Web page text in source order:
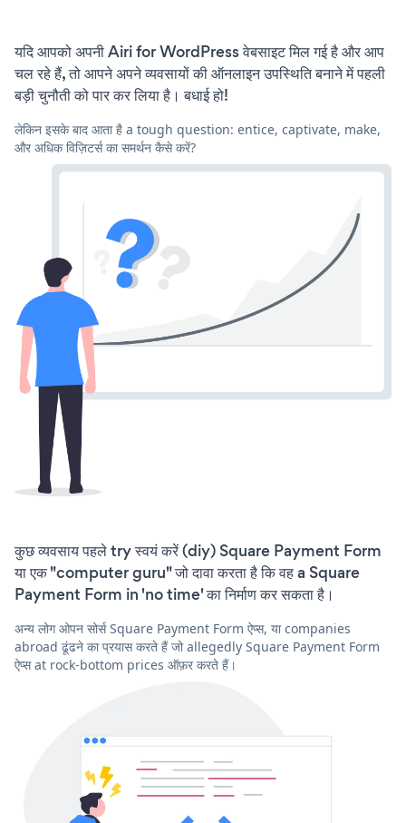
यदि आपको अपनी Airi for WordPress वेबसाइट मिल गई है और आप
चल रहे हैं, तो आपने अपने व्यवसायों की ऑनलाइन उपस्थिति बनाने में पहली
बड़ी चुनौती को पार कर लिया है। बधाई हो!
लेकिन इसके बाद आता है a tough question: entice, captivate, make,
और अधिक विज़िटर्स का समर्थन कैसे करें?
कुछ व्यवसाय पहले try स्वयं करें (diy) Square Payment Form
या एक "computer guru" जो दावा करता है कि वह a Square
Payment Form in 'no time' का निर्माण कर सकता है।
अन्य लोग ओपन सोर्स Square Payment Form ऐप्स, या companies
abroad ढूंढने का प्रयास करते हैं जो allegedly Square Payment Form
ऐप्स at rock-bottom prices ऑफ़र करते हैं।